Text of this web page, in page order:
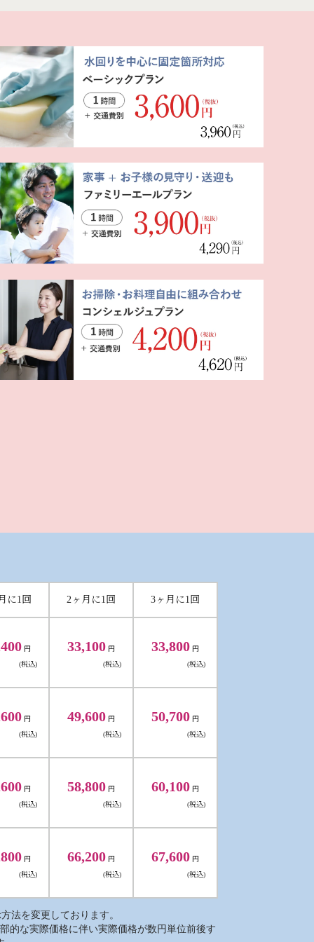
に1回 2ヶ月に1回 3ヶ月に1回
円
(税込)
33,100 円
(税込)
33,800 円
(税込)
円
(税込)
49,600 円
(税込)
50,700 円
(税込)
円
(税込)
58,800 円
(税込)
60,100 円
(税込)
円
(税込)
66,200 円
(税込)
67,600 円
(税込)
法を変更しております。
的な実際価格に伴い実際価格が数円単位前後す